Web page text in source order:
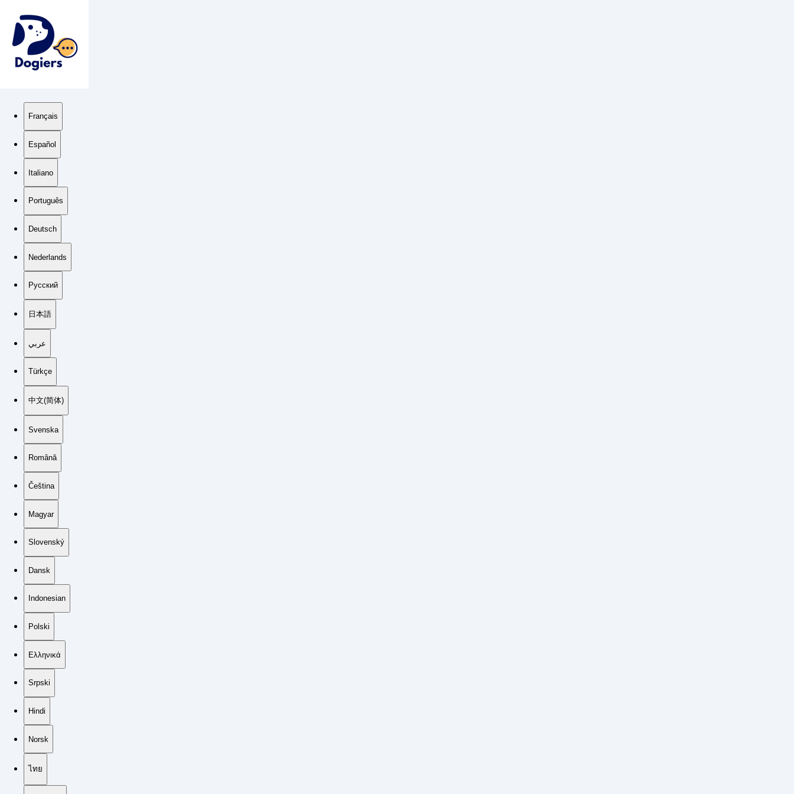
Français
Español
Italiano
Português
Deutsch
Nederlands
Русский
日本語
عربي
Türkçe
中文(简体)
Svenska
Română
Čeština
Magyar
Slovenský
Dansk
Indonesian
Polski
Ελληνικά
Srpski
Hindi
Norsk
ไทย